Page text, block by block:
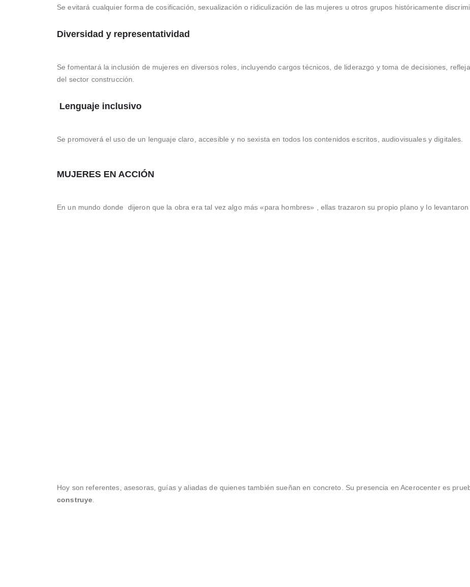
Se evitará cualquier forma de cosificación, sexualización o ridiculización de las mujeres u otros grupos históricamente
Diversidad y representatividad
Se fomentará la inclusión de mujeres en diversos roles, incluyendo cargos técnicos, de liderazgo y toma de decisiones,
del sector construcción.
Lenguaje inclusivo
Se promoverá el uso de un lenguaje claro, accesible y no sexista en todos los contenidos escritos, audiovisuales y digitales.
MUJERES EN ACCIÓN
En un mundo donde dijeron que la obra era tal vez algo más «para hombres» , ellas trazaron su propio plano y lo
Hoy son referentes, asesoras, guías y aliadas de quienes también sueñan en concreto. Su presencia en Acerocenter es
construye